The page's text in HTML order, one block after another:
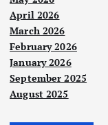
April 2026
March 2026
February 2026
January 2026
September 2025
August 2025